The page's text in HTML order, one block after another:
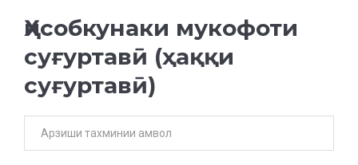
Ҳисобкунаки мукофоти
суғуртавӣ (ҳаққи
суғуртавӣ)